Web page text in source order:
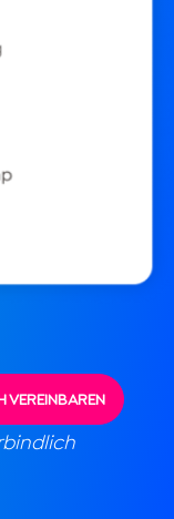
VEREINBAREN